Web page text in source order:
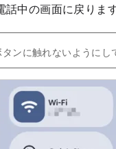
話中の画面に戻ります
ンに触れないようにし